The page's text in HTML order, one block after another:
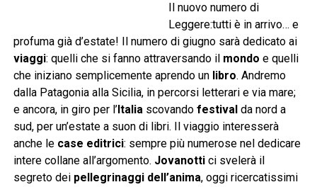
Il nuovo numero di
Leggere:tutti è in arrivo… e
profuma già d’estate! Il numero di giugno sarà dedicato ai
viaggi: quelli che si fanno attraversando il mondo e quelli
che iniziano semplicemente aprendo un libro. Andremo
dalla Patagonia alla Sicilia, in percorsi letterari e via mare;
e ancora, in giro per l’Italiascovando festival da nord a
sud, per un’estate a suon di libri. Il viaggio interesserà
anche le case editrici: sempre più numerose nel dedicare
intere collane all’argomento. Jovanottici svelerà il
segreto dei pellegrinaggi dell’anima, oggi ricercatissimi